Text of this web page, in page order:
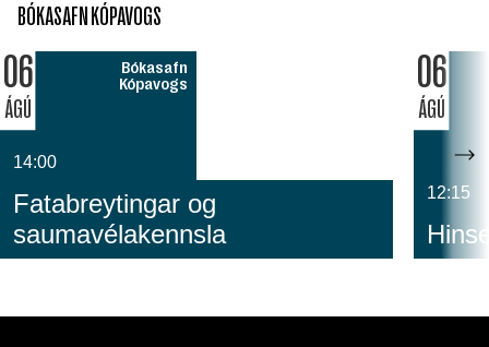
BÓKASAFN KÓPAVOGS
06
ÁGÚ
Bókasafn
Kópavogs
14:00
Fatabreytingar og
saumavélakennsla
06
ÁGÚ
12:15